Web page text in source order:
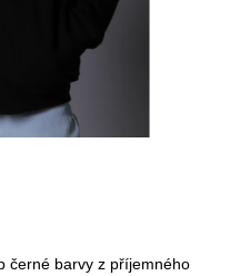
černé barvy z příjemného